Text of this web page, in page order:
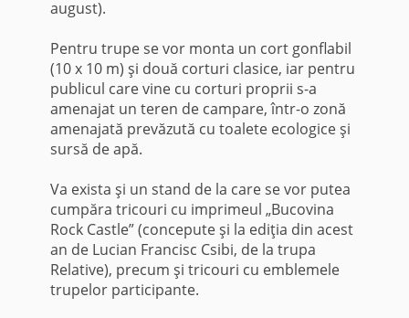
august).
Pentru trupe se vor monta un cort gonflabil
(10 x 10 m) şi două corturi clasice, iar pentru
publicul care vine cu corturi proprii s-a
amenajat un teren de campare, într-o zonă
amenajată prevăzută cu toalete ecologice şi
sursă de apă.
Va exista şi un stand de la care se vor putea
cumpăra tricouri cu imprimeul „Bucovina
Rock Castle” (concepute şi la ediţia din acest
an de Lucian Francisc Csibi, de la trupa
Relative), precum şi tricouri cu emblemele
trupelor participante.